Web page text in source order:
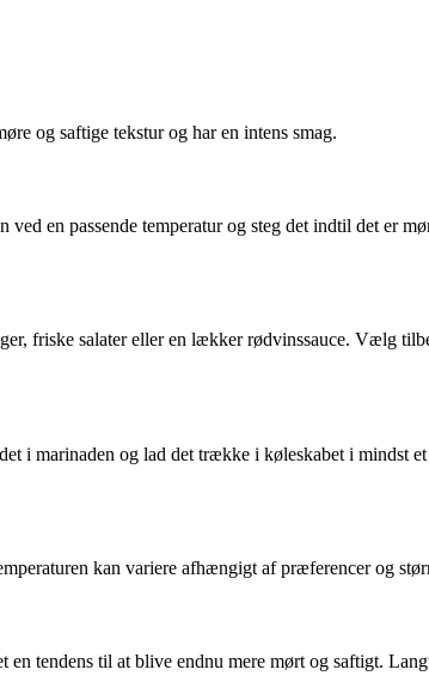
og saftige tekstur og har en intens smag.
en passende temperatur og steg det indtil det er
friske salater eller en lækker rødvinssauce. Vælg
i marinaden og lad det trække i køleskabet i mindst et
kan variere afhængigt af præferencer og
tendens til at blive endnu mere mørt og saftigt.